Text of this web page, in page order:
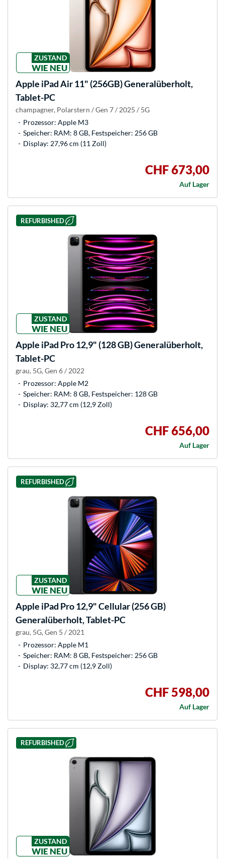
ZUSTAND
WIE NEU
Apple iPad Air 11" (256GB) Generalüberholt,
Tablet-PC
champagner, Polarstern / Gen 7 / 2025 / 5G
Prozessor: Apple M3
Speicher: RAM: 8 GB, Festspeicher: 256 GB
Display: 27,96 cm (11 Zoll)
CHF 673,00
Auf Lager
REFURBISHED
ZUSTAND
WIE NEU
Apple iPad Pro 12,9" (128 GB) Generalüberholt,
Tablet-PC
grau, 5G, Gen 6 / 2022
Prozessor: Apple M2
Speicher: RAM: 8 GB, Festspeicher: 128 GB
Display: 32,77 cm (12,9 Zoll)
CHF 656,00
Auf Lager
REFURBISHED
ZUSTAND
WIE NEU
Apple iPad Pro 12,9" Cellular (256 GB)
Generalüberholt, Tablet-PC
grau, 5G, Gen 5 / 2021
Prozessor: Apple M1
Speicher: RAM: 8 GB, Festspeicher: 256 GB
Display: 32,77 cm (12,9 Zoll)
CHF 598,00
Auf Lager
REFURBISHED
ZUSTAND
WIE NEU